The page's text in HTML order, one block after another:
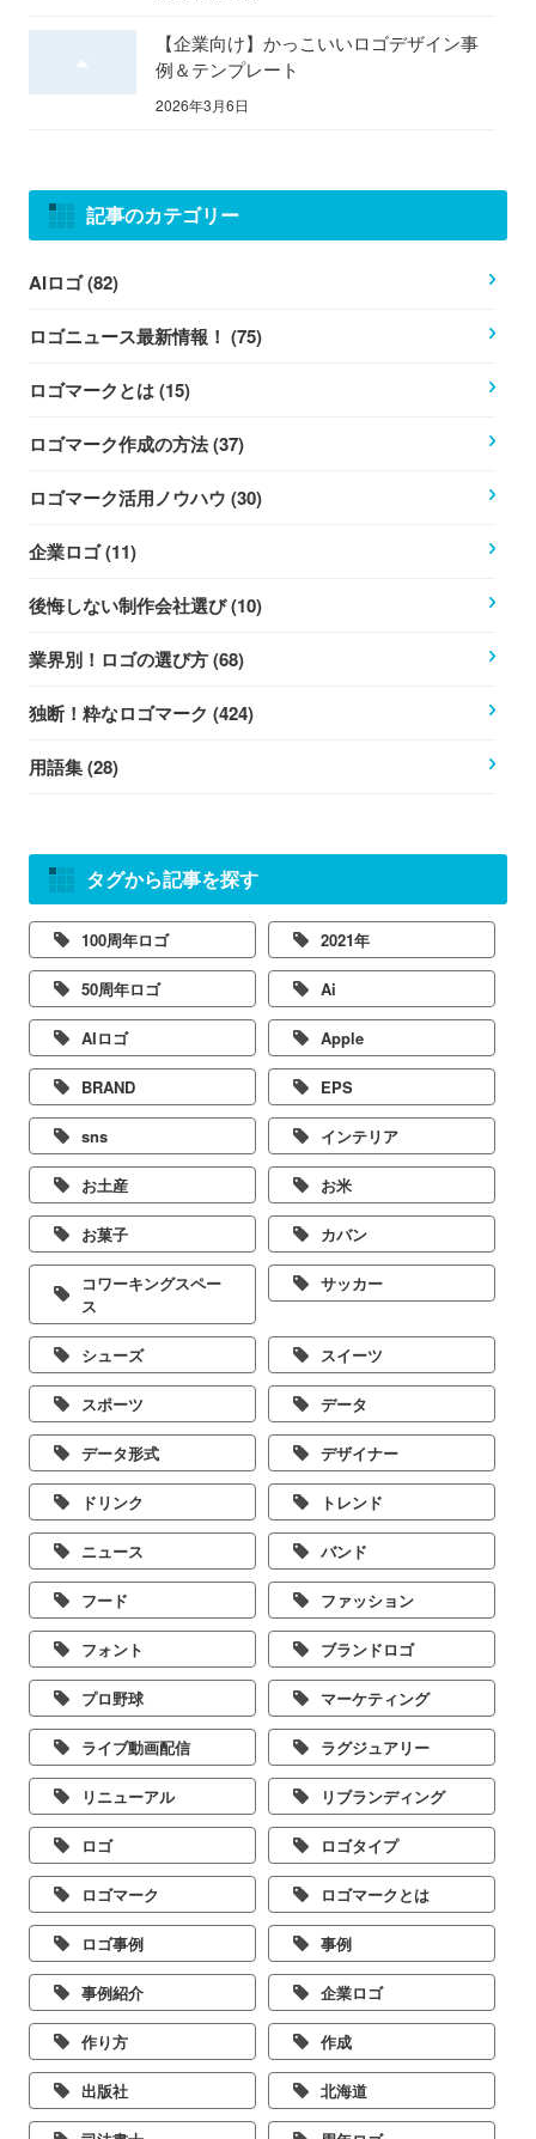
【企業向け】かっこいいロゴデザイン事
例＆テンプレート
2026年3月6日
記事のカテゴリー
AIロゴ (82)
ロゴニュース最新情報！ (75)
ロゴマークとは (15)
ロゴマーク作成の方法 (37)
ロゴマーク活用ノウハウ (30)
企業ロゴ (11)
後悔しない制作会社選び (10)
業界別！ロゴの選び方 (68)
独断！粋なロゴマーク (424)
用語集 (28)
タグから記事を探す
100周年ロゴ 2021年
50周年ロゴ Ai
AIロゴ Apple
BRAND EPS
sns インテリア
お土産 お米
お菓子 カバン
コワーキングスペー
ス
サッカー
シューズ スイーツ
スポーツ データ
データ形式 デザイナー
ドリンク トレンド
ニュース バンド
フード ファッション
フォント ブランドロゴ
プロ野球 マーケティング
ライブ動画配信 ラグジュアリー
リニューアル リブランディング
ロゴ ロゴタイプ
ロゴマーク ロゴマークとは
ロゴ事例 事例
事例紹介 企業ロゴ
作り方 作成
出版社 北海道